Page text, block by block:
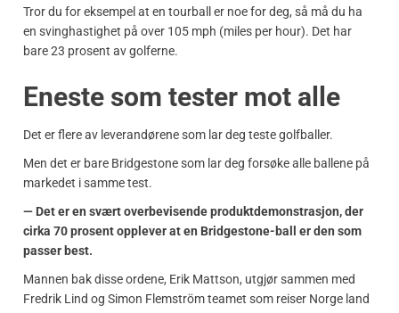
Tror du for eksempel at en tourball er noe for deg, så må du ha
en svinghastighet på over 105 mph (miles per hour). Det har
bare 23 prosent av golferne.
Eneste som tester mot alle
Det er flere av leverandørene som lar deg teste golfballer.
Men det er bare Bridgestone som lar deg forsøke alle ballene på
markedet i samme test.
— Det er en svært overbevisende produktdemonstrasjon, der
cirka 70 prosent opplever at en Bridgestone-ball er den som
passer best.
Mannen bak disse ordene, Erik Mattson, utgjør sammen med
Fredrik Lind og Simon Flemström teamet som reiser Norge land